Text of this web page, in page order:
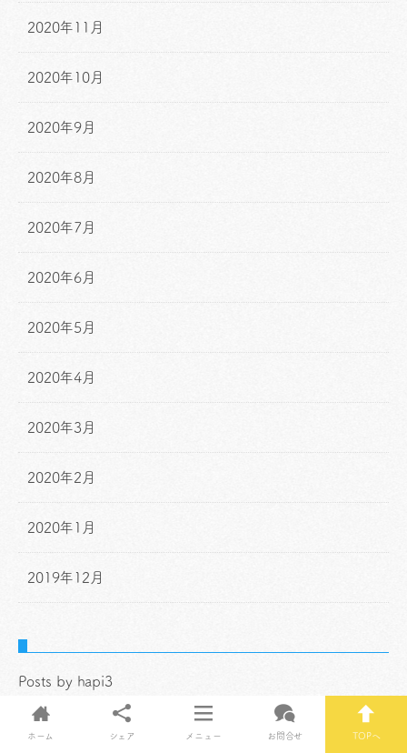
2020年11月
2020年10月
2020年9月
2020年8月
2020年7月
2020年6月
2020年5月
2020年4月
2020年3月
2020年2月
2020年1月
2019年12月
Posts by hapi3
ホーム シェア メニュー お問合せ TOPへ